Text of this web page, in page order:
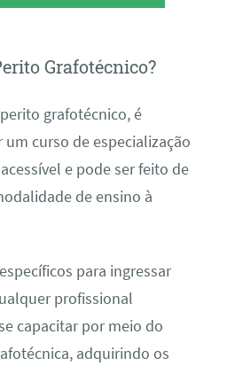
Grafotécnico?
grafotécnico, é
um curso de especialização
e pode ser feito de
de ensino à
para ingressar
profissional
capacitar por meio do
adquirindo os